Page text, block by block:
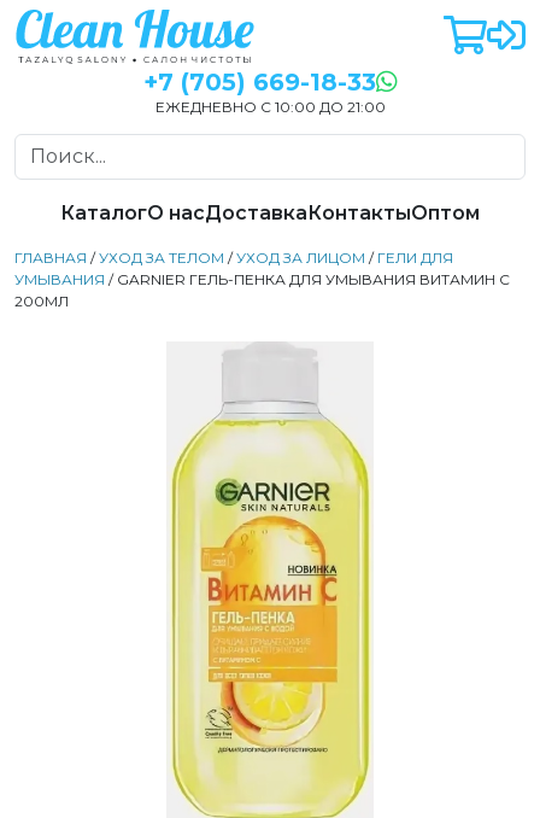
+7 (705) 669-18-33
ЕЖЕДНЕВНО С 10:00 ДО 21:00
КаталогО насДоставкаКонтактыОптом
ГЛАВНАЯ /УХОД ЗА ТЕЛОМ /УХОД ЗА ЛИЦОМ / ГЕЛИ ДЛЯ
УМЫВАНИЯ / GARNIER ГЕЛЬ-ПЕНКА ДЛЯ УМЫВАНИЯ ВИТАМИН C
200МЛ